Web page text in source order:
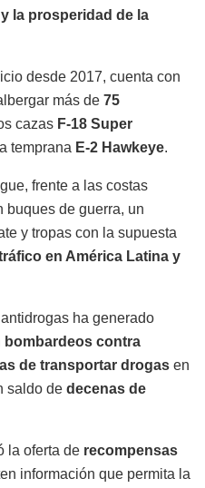
la prosperidad de la
desde 2017, cuenta con
más de 75
cazas F-18 Super
temprana E-2 Hawkeye.
frente a las costas
buques de guerra, un
y tropas con la supuesta
en América Latina y
ha generado
bombardeos contra
de transportar drogas en
saldo de decenas de
la oferta de recompensas
información que permita la